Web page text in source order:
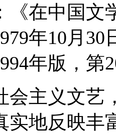
在中国文
年10月
年版，第
主义文艺
实地反映丰